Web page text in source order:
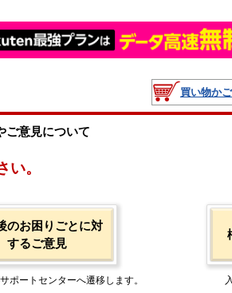
買い物かご
ご意見について
。
のお困りごとに対
するご意見
ポートセンターへ遷移します。